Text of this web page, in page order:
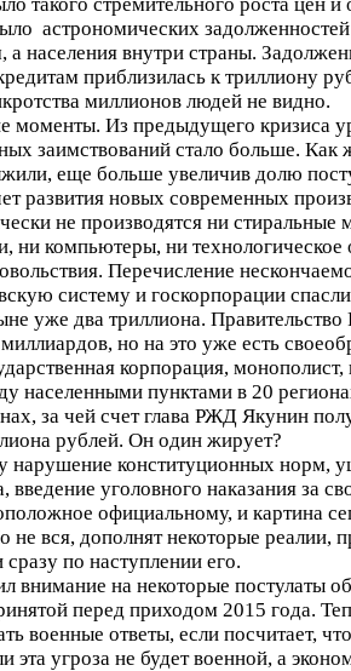
астрономических
а населения внутри страны.
приблизилась к триллиону
миллионов людей не видно.
моменты. Из предыдущего кризиса
заимствований стало больше. Как
еще больше увеличив долю
развития новых современных
не производятся ни
ни компьютеры, ни
Перечисление
систему и госкорпорации
уже два триллиона.
но на это уже есть
корпорация,
населенными пунктами в 20
за чей счет глава РЖД Якунин
рублей. Он один жирует?
нарушение конституционных норм,
введение уголовного наказания за
официальному, и картина
не вся, дополнят некоторые реалии,
по наступлении его.
внимание на некоторые постулаты
перед приходом 2015 года.
военные ответы, если посчитает,
эта угроза не будет военной, а